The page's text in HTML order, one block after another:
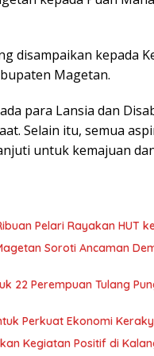
disampaikan kepada
Magetan.
para Lansia dan
Selain itu, semua
untuk kemajuan
Pelari Rayakan HUT
Soroti Ancaman
22 Perempuan Tulang
Perkuat Ekonomi
Kegiatan Positif di